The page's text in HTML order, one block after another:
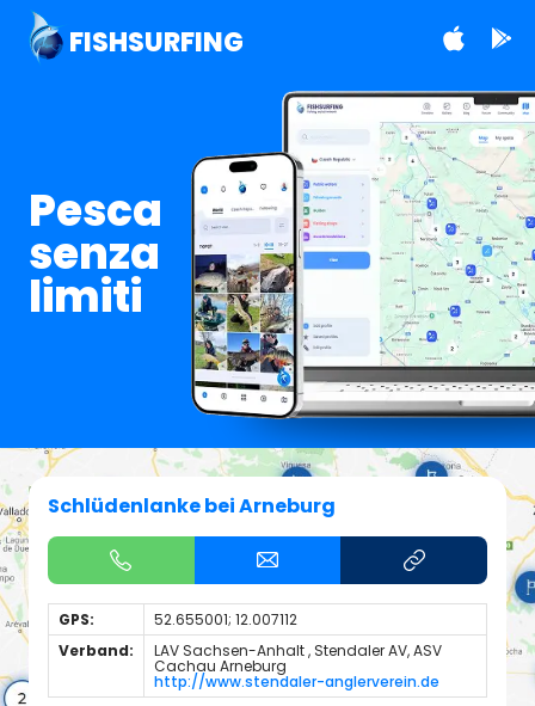
FISHSURFING
Pesca
senza
limiti
Schlüdenlanke bei Arneburg
GPS:
52.655001; 12.007112
Verband:
LAV Sachsen-Anhalt , Stendaler AV, ASV
Cachau Arneburg
http://www.stendaler-anglerverein.de